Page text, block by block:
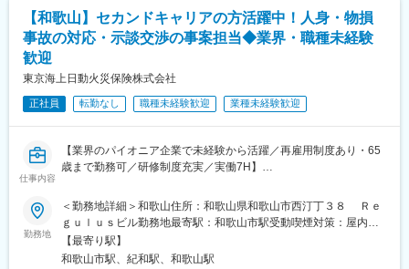
家庭の両立支援」「キャリア支援」など、行員が働きやすい環境
を整えることで、多様な人材が活躍しています。
変更の範囲：会社の定める業務
をお任せいたします。
教育、結婚、出産、老後など日々の暮らしの中で生じるお悩みに
対し、郵便局と一体となった地域密着のサービスを活かしなが
8:30始業／9:00訪問準備～訪問※契約内容のご説明等など
既存顧客への提案・フォローがメインです。
く、アポイント取得や訪問時のハードルが低い点も特徴です。
「あなたに相談したい」「お願いしてよかった」といった言葉を
いただけたときに、大きな達成感とやりがいを感じられます。
【和歌山】セカンドキャリアの方活躍中！人身・物損
事故の対応・示談交渉の事案担当◆業界・職種未経験
歓迎
東京海上日動火災保険株式会社
正社員 転勤なし 職種未経験歓迎 業種未経験歓迎
仕事内容
【業界のパイオニア企業で未経験から活躍／再雇用制度あり・65
歳まで勤務可／研修制度充実／実働7H】
・事故に遭われたお客様やお相手へ、事故状況や被害状況の確認
とアドバイス
・おけがをされた方の治療状況の確認と、治療終了までのフォロ
ー・アドバイス
・損害状況の確認や損害額の算定
勤務地
＜勤務地詳細＞和歌山住所：和歌山県和歌山市西汀丁３８ Ｒｅ
ｇｕｌｕｓビル勤務地最寄駅：和歌山市駅受動喫煙対策：屋内全
面禁煙変更の範囲：本文参照
【最寄り駅】
和歌山市駅、紀和駅、和歌山駅